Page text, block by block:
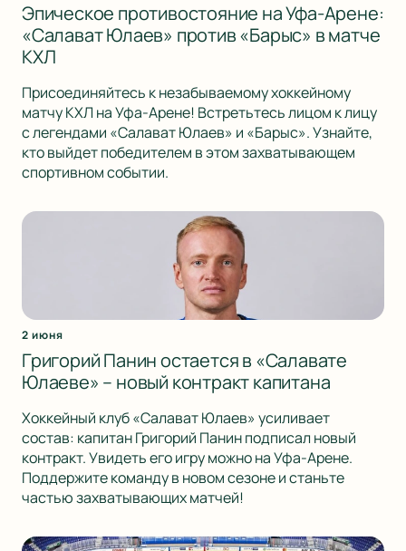
Эпическое противостояние на Уфа-Арене:
«Салават Юлаев» против «Барыс» в матче
КХЛ
Присоединяйтесь к незабываемому хоккейному
матчу КХЛ на Уфа-Арене! Встретьтесь лицом к лицу
с легендами «Салават Юлаев» и «Барыс». Узнайте,
кто выйдет победителем в этом захватывающем
спортивном событии.
2 июня
Григорий Панин остается в «Салавате
Юлаеве» – новый контракт капитана
Хоккейный клуб «Салават Юлаев» усиливает
состав: капитан Григорий Панин подписал новый
контракт. Увидеть его игру можно на Уфа-Арене.
Поддержите команду в новом сезоне и станьте
частью захватывающих матчей!